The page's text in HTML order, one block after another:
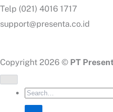
Telp (021) 4016 1717
support@presenta.co.id
Copyright 2026 © PT